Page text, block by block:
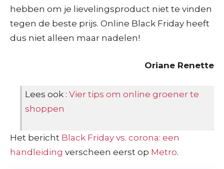
hebben om je lievelingsproduct niet te vinden
tegen de beste prijs. Online Black Friday heeft
dus niet alleen maar nadelen!
Oriane Renette
Lees ook : Vier tips om online groener te
shoppen
Het bericht Black Friday vs. corona: een
handleiding verscheen eerst op Metro.